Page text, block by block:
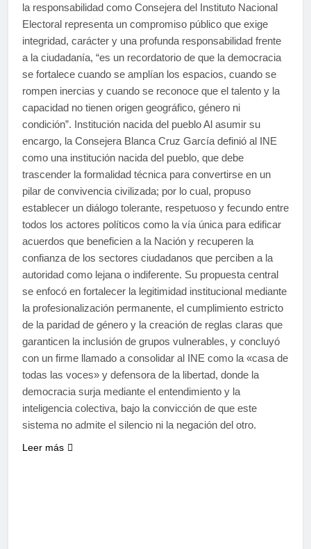
la responsabilidad como Consejera del Instituto Nacional
Electoral representa un compromiso público que exige
integridad, carácter y una profunda responsabilidad frente
a la ciudadanía, “es un recordatorio de que la democracia
se fortalece cuando se amplían los espacios, cuando se
rompen inercias y cuando se reconoce que el talento y la
capacidad no tienen origen geográfico, género ni
condición”. Institución nacida del pueblo Al asumir su
encargo, la Consejera Blanca Cruz García definió al INE
como una institución nacida del pueblo, que debe
trascender la formalidad técnica para convertirse en un
pilar de convivencia civilizada; por lo cual, propuso
establecer un diálogo tolerante, respetuoso y fecundo entre
todos los actores políticos como la vía única para edificar
acuerdos que beneficien a la Nación y recuperen la
confianza de los sectores ciudadanos que perciben a la
autoridad como lejana o indiferente. Su propuesta central
se enfocó en fortalecer la legitimidad institucional mediante
la profesionalización permanente, el cumplimiento estricto
de la paridad de género y la creación de reglas claras que
garanticen la inclusión de grupos vulnerables, y concluyó
con un firme llamado a consolidar al INE como la «casa de
todas las voces» y defensora de la libertad, donde la
democracia surja mediante el entendimiento y la
inteligencia colectiva, bajo la convicción de que este
sistema no admite el silencio ni la negación del otro.
Leer más